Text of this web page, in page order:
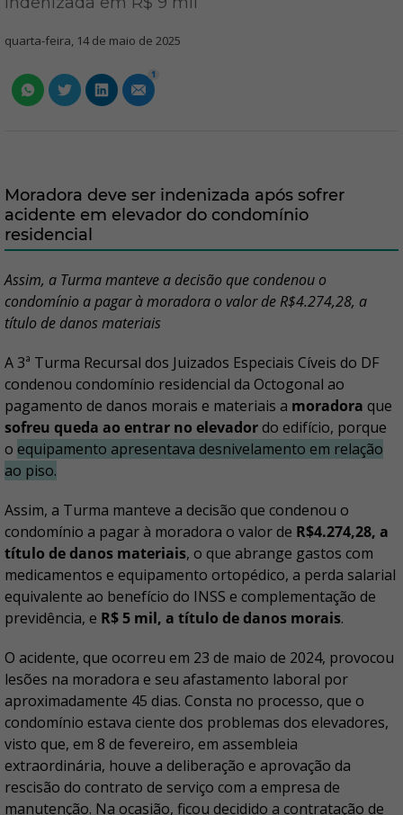
quarta-feira, 14 de maio de 2025
1
Moradora deve ser indenizada após sofrer
acidente em elevador do condomínio
residencial
Assim, a Turma manteve a decisão que condenou o
condomínio a pagar à moradora o valor de R$4.274,28, a
título de danos materiais
A 3ª Turma Recursal dos Juizados Especiais Cíveis do DF
condenou condomínio residencial da Octogonal ao
pagamento de danos morais e materiais a moradora que
sofreu queda ao entrar no elevadordo edifício, porque
o equipamento apresentava desnivelamento em relação
ao piso.
Assim, a Turma manteve a decisão que condenou o
condomínio a pagar à moradora o valor de R$4.274,28, a
título de danos materiais, o que abrange gastos com
medicamentos e equipamento ortopédico, a perda salarial
equivalente ao benefício do INSS e complementação de
previdência, e R$ 5 mil, a título de danos morais.
O acidente, que ocorreu em 23 de maio de 2024, provocou
lesões na moradora e seu afastamento laboral por
aproximadamente 45 dias. Consta no processo, que o
condomínio estava ciente dos problemas dos elevadores,
visto que, em 8 de fevereiro, em assembleia
extraordinária, houve a deliberação e aprovação da
rescisão do contrato de serviço com a empresa de
manutenção. Na ocasião, ficou decidido a contratação de